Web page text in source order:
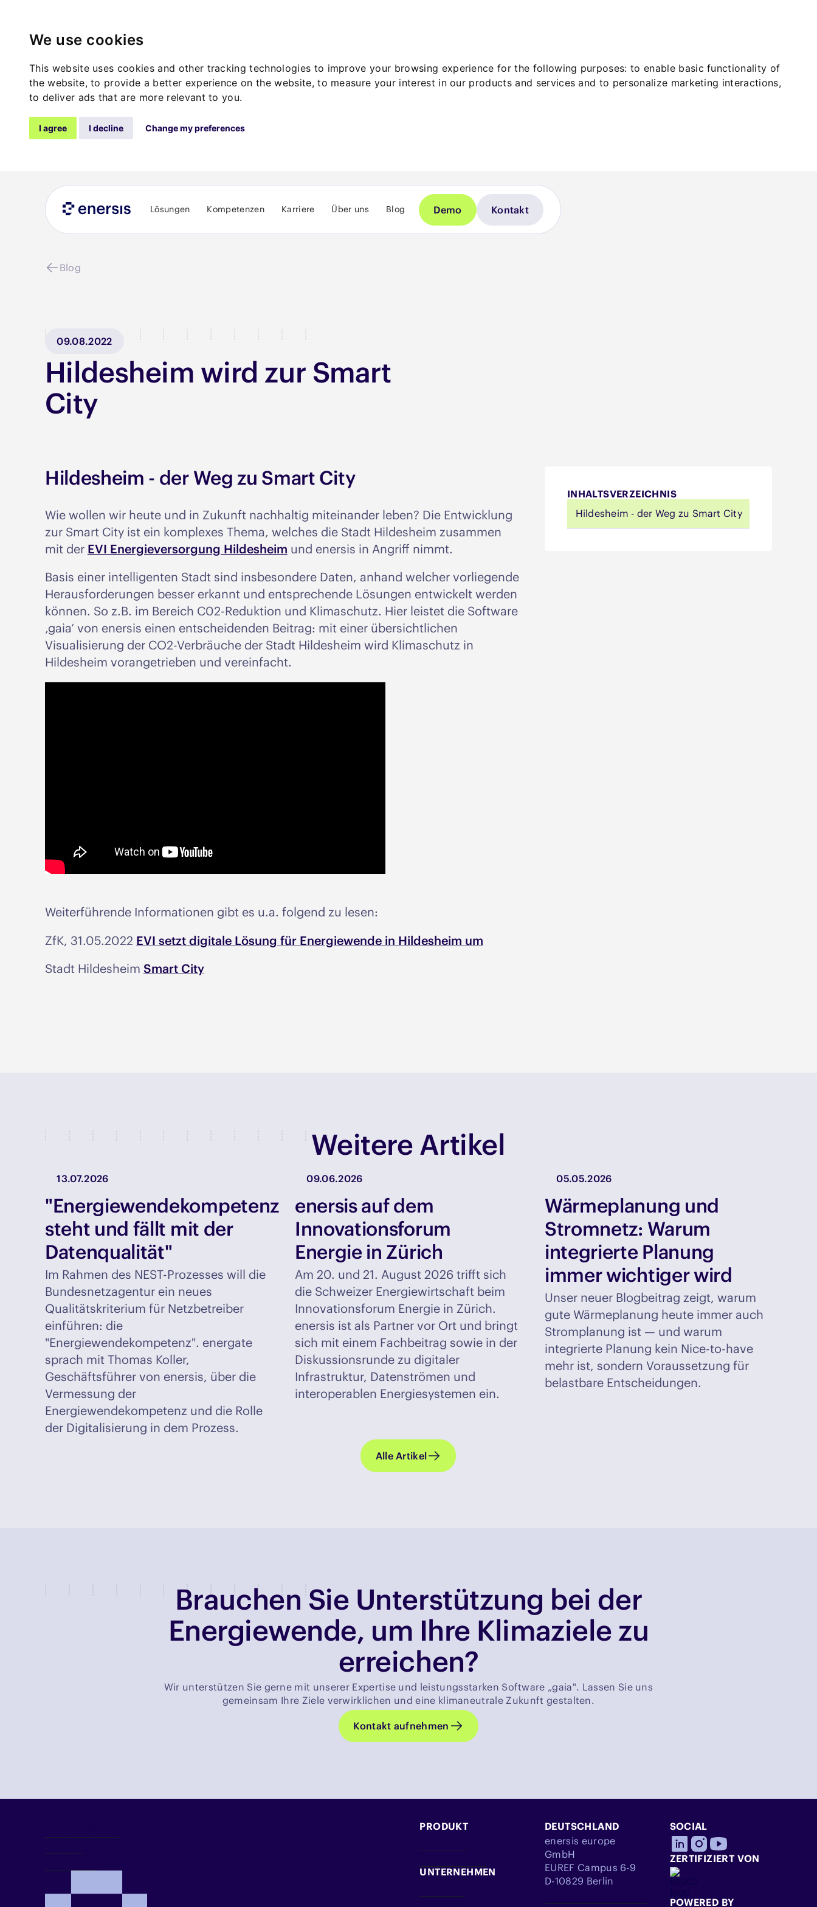
We use cookies
This website uses cookies and other tracking technologies to improve your browsing experience for the following purposes:to enable basic functionality of
the website,to provide a better experience on the website,to measure your interest in our products and services and to personalize marketing interactions,
to deliver ads that are more relevant to you.
I agree I decline Change my preferences
Lösungen Kompetenzen Karriere Über uns Blog Demo Kontakt
Blog
09.08.2022
Hildesheim wird zur Smart
City
Hildesheim - der Weg zu Smart City
Wie wollen wir heute und in Zukunft nachhaltig miteinander leben? Die Entwicklung
zur Smart City ist ein komplexes Thema, welches die Stadt Hildesheim zusammen
mit der EVI Energieversorgung Hildesheim und enersis in Angriff nimmt.
Basis einer intelligenten Stadt sind insbesondere Daten, anhand welcher vorliegende
Herausforderungen besser erkannt und entsprechende Lösungen entwickelt werden
können. So z.B. im Bereich C02-Reduktion und Klimaschutz. Hier leistet die Software
‚gaia‘ von enersis einen entscheidenden Beitrag: mit einer übersichtlichen
Visualisierung der CO2-Verbräuche der Stadt Hildesheim wird Klimaschutz in
Hildesheim vorangetrieben und vereinfacht.
Weiterführende Informationen gibt es u.a. folgend zu lesen:
ZfK, 31.05.2022 EVI setzt digitale Lösung für Energiewende in Hildesheim um
Stadt Hildesheim Smart City
INHALTSVERZEICHNIS
Hildesheim - der Weg zu Smart City
Weitere Artikel
13.07.2026
"Energiewendekompetenz
steht und fällt mit der
Datenqualität"
Im Rahmen des NEST-Prozesses will die
Bundesnetzagentur ein neues
Qualitätskriterium für Netzbetreiber
einführen: die
"Energiewendekompetenz". energate
sprach mit Thomas Koller,
Geschäftsführer von enersis, über die
Vermessung der
Energiewendekompetenz und die Rolle
der Digitalisierung in dem Prozess.
09.06.2026
enersis auf dem
Innovationsforum
Energie in Zürich
Am 20. und 21. August 2026 trifft sich
die Schweizer Energiewirtschaft beim
Innovationsforum Energie in Zürich.
enersis ist als Partner vor Ort und bringt
sich mit einem Fachbeitrag sowie in der
Diskussionsrunde zu digitaler
Infrastruktur, Datenströmen und
interoperablen Energiesystemen ein.
05.05.2026
Wärmeplanung und
Stromnetz: Warum
integrierte Planung
immer wichtiger wird
Unser neuer Blogbeitrag zeigt, warum
gute Wärmeplanung heute immer auch
Stromplanung ist — und warum
integrierte Planung kein Nice-to-have
mehr ist, sondern Voraussetzung für
belastbare Entscheidungen.
Alle Artikel
Brauchen Sie Unterstützung bei der
Energiewende, um Ihre Klimaziele zu
erreichen?
Wir unterstützen Sie gerne mit unserer Expertise und leistungsstarken Software „gaia". Lassen Sie uns
gemeinsam Ihre Ziele verwirklichen und eine klimaneutrale Zukunft gestalten.
Kontakt aufnehmen
PRODUKT
UNTERNEHMEN
DEUTSCHLAND
enersis europe
GmbH
EUREF Campus 6-9
D-10829 Berlin
SOCIAL
ZERTIFIZIERT VON
POWERED BY